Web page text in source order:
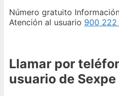
Número gratuito
Atención al usuario 900 222
Llamar por
usuario de Sexpe